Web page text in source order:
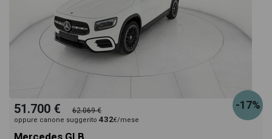
-17%
51.700 € 62.069 €
oppure canone suggerito 432€/mese
Mercedes GLB